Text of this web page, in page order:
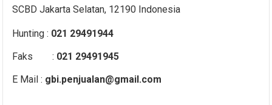
SCBD Jakarta Selatan, 12190 Indonesia
Hunting : 021 29491944
Faks : 021 29491945
E Mail : gbi.penjualan@gmail.com